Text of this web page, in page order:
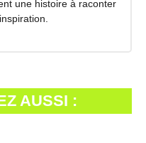
une histoire à raconter
AUSSI :